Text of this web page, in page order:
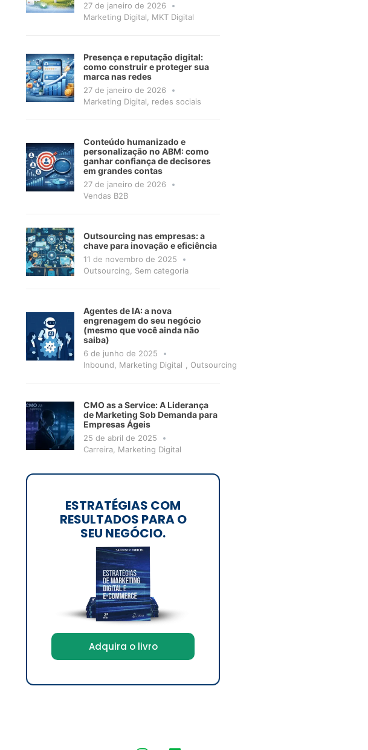
27 de janeiro de 2026
Marketing Digital
MKT Digital
Presença e reputação digital:
como construir e proteger sua
marca nas redes
27 de janeiro de 2026
Marketing Digital
redes sociais
Conteúdo humanizado e
personalização no ABM: como
ganhar confiança de decisores
em grandes contas
27 de janeiro de 2026
Vendas B2B
Outsourcing nas empresas: a
chave para inovação e eficiência
11 de novembro de 2025
Outsourcing
Sem categoria
Agentes de IA: a nova
engrenagem do seu negócio
(mesmo que você ainda não
saiba)
6 de junho de 2025
Inbound
Marketing Digital Outsourcing
CMO as a Service: A Liderança
de Marketing Sob Demanda para
Empresas Ágeis
25 de abril de 2025
Carreira, Marketing Digital
ESTRATÉGIAS COM
RESULTADOS PARA O
SEU NEGÓCIO.
Adquira o livro